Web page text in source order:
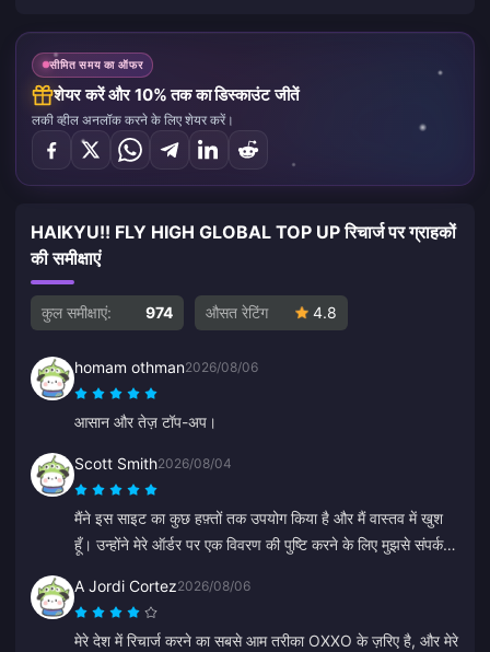
सीमित समय का ऑफर
शेयर करें और 10% तक का डिस्काउंट जीतें
लकी व्हील अनलॉक करने के लिए शेयर करें।
HAIKYU!! FLY HIGH GLOBAL TOP UP रिचार्ज पर ग्राहकों
की समीक्षाएं
कुल समीक्षाएं: 974 औसत रेटिंग 4.8
homam othman2026/08/06
आसान और तेज़ टॉप-अप।
Scott Smith2026/08/04
मैंने इस साइट का कुछ हफ़्तों तक उपयोग किया है और मैं वास्तव में खुश
हूँ। उन्होंने मेरे ऑर्डर पर एक विवरण की पुष्टि करने के लिए मुझसे संपर्क भी
थे।
A Jordi Cortez2026/08/06
मेरे देश में रिचार्ज करने का सबसे आम तरीका OXXO के ज़रिए है, और मेरे